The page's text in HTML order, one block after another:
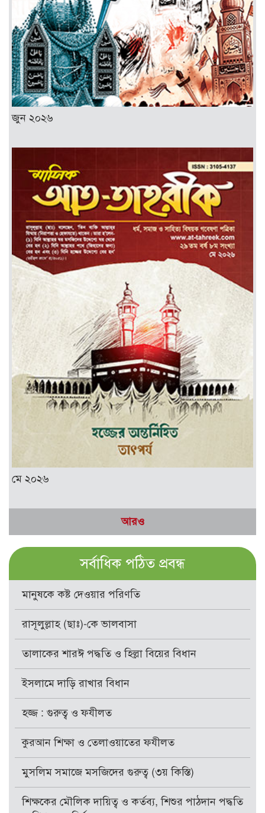
জুন ২০২৬
মে ২০২৬
আরও
সর্বাধিক পঠিত প্রবন্ধ
মানুষকে কষ্ট দেওয়ার পরিণতি
রাসূলুল্লাহ (ছাঃ)-কে ভালবাসা
তালাকের শারঈ পদ্ধতি ও হিল্লা বিয়ের বিধান
ইসলামে দাড়ি রাখার বিধান
হজ্জ : গুরুত্ব ও ফযীলত
কুরআন শিক্ষা ও তেলাওয়াতের ফযীলত
মুসলিম সমাজে মসজিদের গুরুত্ব (৩য় কিস্তি)
শিক্ষকের মৌলিক দায়িত্ব ও কর্তব্য, শিশুর পাঠদান পদ্ধতি